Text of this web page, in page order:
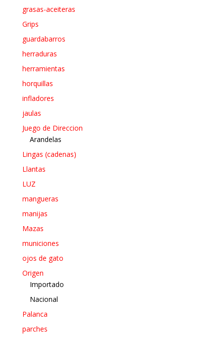
grasas-aceiteras
Grips
guardabarros
herraduras
herramientas
horquillas
infladores
jaulas
Juego de Direccion
Arandelas
Lingas (cadenas)
Llantas
LUZ
mangueras
manijas
Mazas
municiones
ojos de gato
Origen
Importado
Nacional
Palanca
parches